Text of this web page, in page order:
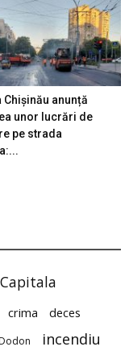
Chișinău anunță
unor lucrări de
pe strada
Capitala
crima deces
incendiu